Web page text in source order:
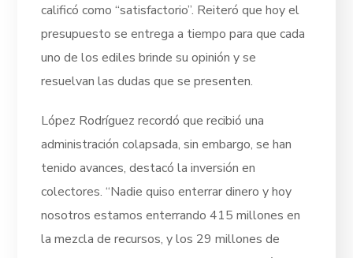
calificó como “satisfactorio”. Reiteró que hoy el
presupuesto se entrega a tiempo para que cada
uno de los ediles brinde su opinión y se
resuelvan las dudas que se presenten.
López Rodríguez recordó que recibió una
administración colapsada, sin embargo, se han
tenido avances, destacó la inversión en
colectores. “Nadie quiso enterrar dinero y hoy
nosotros estamos enterrando 415 millones en
la mezcla de recursos, y los 29 millones de